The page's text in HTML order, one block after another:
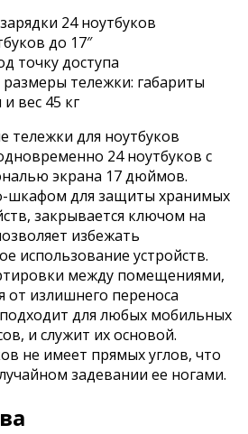
24 ноутбуков
до 17″
точку доступа
тележки: габариты
вес 45 кг
тележки для ноутбуков
24 ноутбуков с
экрана 17 дюймов.
шкафом для защиты хранимых
закрывается ключом на
избежать
использование устройств.
между помещениями,
от излишнего переноса
для любых мобильных
и служит их основой.
не имеет прямых углов, что
задевании ее ногами.